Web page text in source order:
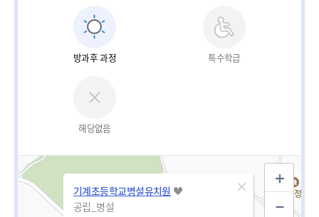
방과후 과정 특수학급
해당없음
기계초등학교병설유치원
공립_병설